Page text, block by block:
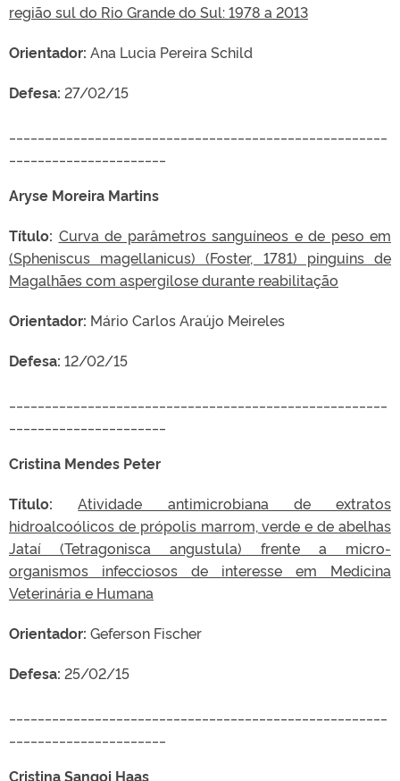
região sul do Rio Grande do Sul: 1978 a 2013
Orientador: Ana Lucia Pereira Schild
Defesa: 27/02/15
Aryse Moreira Martins
Título: Curva de parâmetros sanguíneos e de peso em
(Spheniscus magellanicus) (Foster, 1781) pinguins de
Magalhães com aspergilose durante reabilitação
Orientador: Mário Carlos Araújo Meireles
Defesa: 12/02/15
Cristina Mendes Peter
Título:
Atividade antimicrobiana de extratos
hidroalcoólicos de própolis marrom, verde e de abelhas
Jataí (Tetragonisca angustula) frente a micro-
organismos infecciosos de interesse em Medicina
Veterinária e Humana
Orientador: Geferson Fischer
Defesa: 25/02/15
Cristina Sangoi Haas